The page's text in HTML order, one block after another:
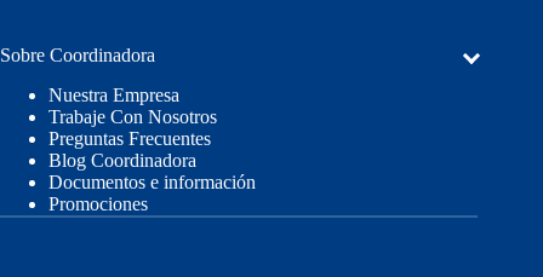
Sobre Coordinadora
Nuestra Empresa
Trabaje Con Nosotros
Preguntas Frecuentes
Blog Coordinadora
Documentos e información
Promociones